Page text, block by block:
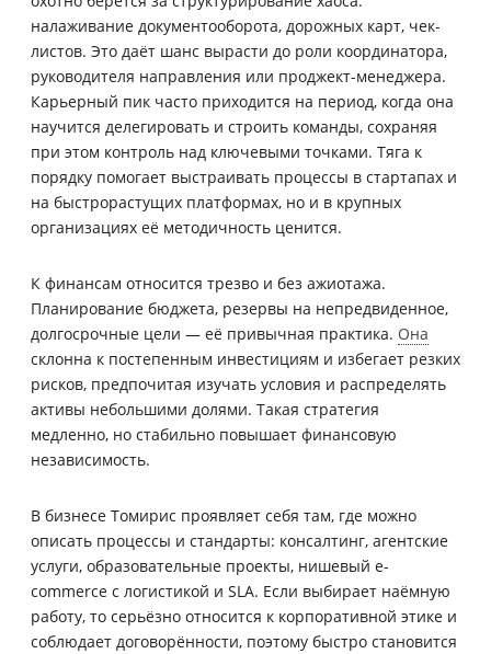
налаживание документооборота, дорожных карт, чек-
листов. Это даёт шанс вырасти до роли координатора,
руководителя направления или проджект-менеджера.
Карьерный пик часто приходится на период, когда она
научится делегировать и строить команды, сохраняя
при этом контроль над ключевыми точками. Тяга к
порядку помогает выстраивать процессы в стартапах и
на быстрорастущих платформах, но и в крупных
организациях её методичность ценится.
К финансам относится трезво и без ажиотажа.
Планирование бюджета, резервы на непредвиденное,
долгосрочные цели — её привычная практика. Она
склонна к постепенным инвестициям и избегает резких
рисков, предпочитая изучать условия и распределять
активы небольшими долями. Такая стратегия
медленно, но стабильно повышает финансовую
независимость.
В бизнесе Томирис проявляет себя там, где можно
описать процессы и стандарты: консалтинг, агентские
услуги, образовательные проекты, нишевый e-
commerce с логистикой и SLA. Если выбирает наёмную
работу, то серьёзно относится к корпоративной этике и
соблюдает договорённости, поэтому быстро становится